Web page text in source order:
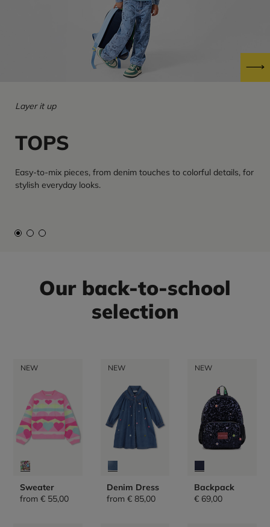
Layer it up
TOPS
Easy-to-mix pieces, from denim touches to colorful details, for
stylish everyday looks.
Our back-to-school
selection
NEW
Sweater
from € 55,00
NEW
Denim Dress
from€ 85,00
NEW
Backpack
€ 69,00